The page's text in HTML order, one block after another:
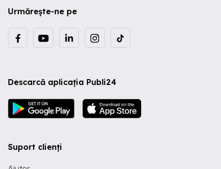
Urmărește-ne pe
Descarcă aplicația Publi24
Suport clienți